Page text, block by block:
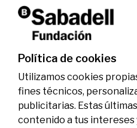
La Fundación Banco
investigadores en los
genoma y la energía
07/07/2026 Premios
Política de cookies
Utilizamos cookies
fines técnicos,
publicitarias. Estas
contenido a tus